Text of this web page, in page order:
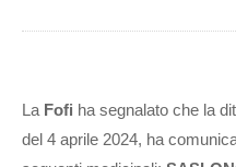
La Fofi ha segnalato che la
del 4 aprile 2024, ha